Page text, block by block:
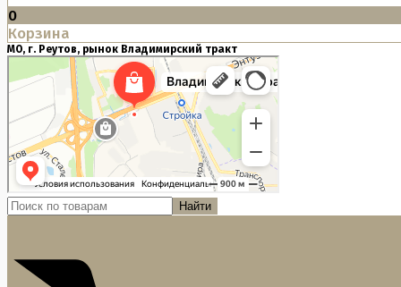
0
Корзина
МО, г. Реутов, рынок Владимирский тракт
Найти